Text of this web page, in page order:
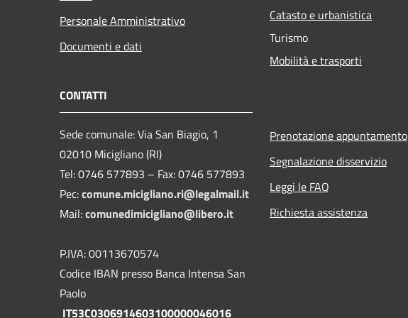
Personale Amministrativo
Documenti e dati
Catasto e urbanistica
Turismo
Mobilità e trasporti
CONTATTI
Sede comunale: Via San Biagio, 1
02010 Micigliano (RI)
Tel: 0746 577893 – Fax: 0746 577893
Pec:comune.micigliano.ri@legalmail.it
Mail:comunedimicigliano@libero.it
P.IVA: 00113670574
Codice IBAN presso Banca Intensa San
Paolo
IT53C0306914603100000046016
Prenotazione appuntamento
Segnalazione disservizio
Leggi le FAQ
Richiesta assistenza